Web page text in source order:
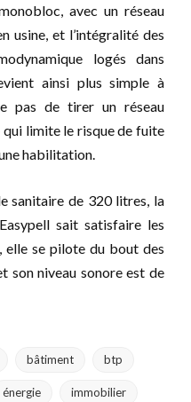
avec un réseau
usine, et l’intégralité des
logés dans
ainsi plus simple à
pas de tirer un réseau
limite le risque de fuite
habilitation.
sanitaire de 320 litres, la
sait satisfaire les
elle se pilote du bout des
son niveau sonore est de
bâtiment btp
énergie immobilier